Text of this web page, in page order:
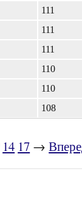
111
111
111
110
110
108
14 17 →